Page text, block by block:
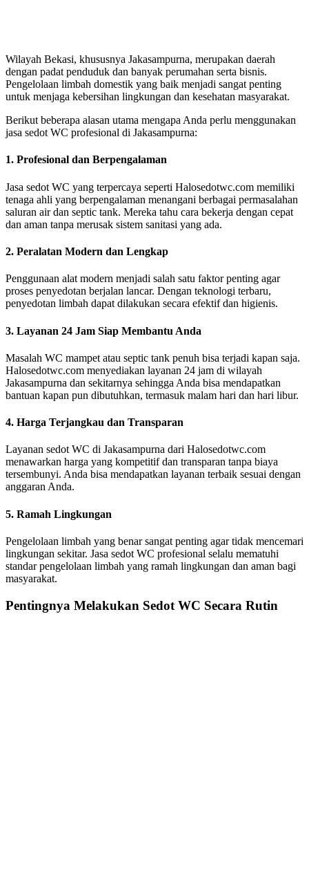
Wilayah Bekasi, khususnya Jakasampurna, merupakan daerah
dengan padat penduduk dan banyak perumahan serta bisnis.
Pengelolaan limbah domestik yang baik menjadi sangat penting
untuk menjaga kebersihan lingkungan dan kesehatan masyarakat.
Berikut beberapa alasan utama mengapa Anda perlu menggunakan
jasa sedot WC profesional di Jakasampurna:
1. Profesional dan Berpengalaman
Jasa sedot WC yang terpercaya seperti Halosedotwc.com memiliki
tenaga ahli yang berpengalaman menangani berbagai permasalahan
saluran air dan septic tank. Mereka tahu cara bekerja dengan cepat
dan aman tanpa merusak sistem sanitasi yang ada.
2. Peralatan Modern dan Lengkap
Penggunaan alat modern menjadi salah satu faktor penting agar
proses penyedotan berjalan lancar. Dengan teknologi terbaru,
penyedotan limbah dapat dilakukan secara efektif dan higienis.
3. Layanan 24 Jam Siap Membantu Anda
Masalah WC mampet atau septic tank penuh bisa terjadi kapan saja.
Halosedotwc.com menyediakan layanan 24 jam di wilayah
Jakasampurna dan sekitarnya sehingga Anda bisa mendapatkan
bantuan kapan pun dibutuhkan, termasuk malam hari dan hari libur.
4. Harga Terjangkau dan Transparan
Layanan sedot WC di Jakasampurna dari Halosedotwc.com
menawarkan harga yang kompetitif dan transparan tanpa biaya
tersembunyi. Anda bisa mendapatkan layanan terbaik sesuai dengan
anggaran Anda.
5. Ramah Lingkungan
Pengelolaan limbah yang benar sangat penting agar tidak mencemari
lingkungan sekitar. Jasa sedot WC profesional selalu mematuhi
standar pengelolaan limbah yang ramah lingkungan dan aman bagi
masyarakat.
Pentingnya Melakukan Sedot WC Secara Rutin